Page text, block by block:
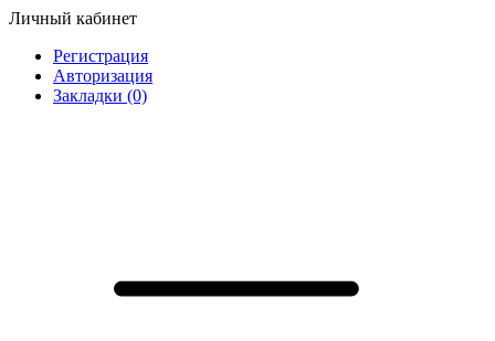
Личный кабинет
Регистрация
Авторизация
Закладки (0)